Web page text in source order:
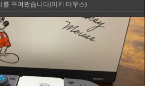
를 꾸며봤습니다(미키 마우스)